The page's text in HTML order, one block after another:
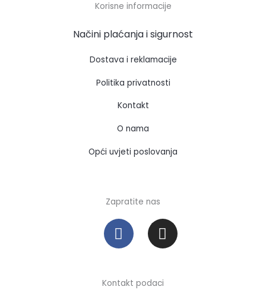
Korisne informacije
Načini plaćanja i sigurnost
Dostava i reklamacije
Politika privatnosti
Kontakt
O nama
Opći uvjeti poslovanja
Zapratite nas
F
a
c
b
I
n
s
a
Kontakt podaci